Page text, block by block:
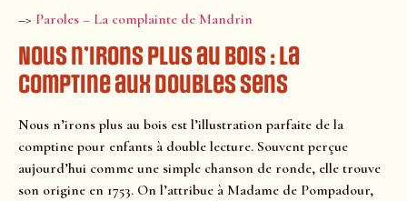
–> Paroles – La complainte de Mandrin
Nous n’irons plus au bois : la
comptine aux doubles sens
Nous n’irons plus au bois est l’illustration parfaite de la
comptine pour enfants à double lecture. Souvent perçue
aujourd’hui comme une simple chanson de ronde, elle trouve
son origine en 1753. On l’attribue à Madame de Pompadour,